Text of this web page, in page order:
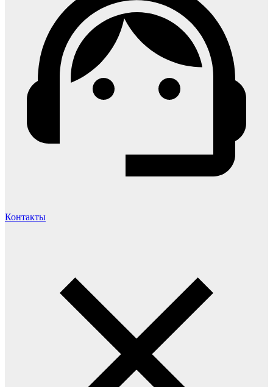
Контакты